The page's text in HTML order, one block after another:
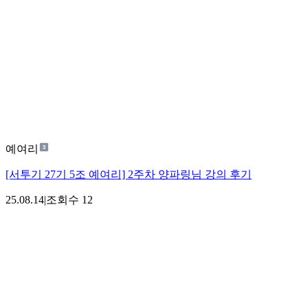
예여리
[서투기 27기 5조 예여리] 2주차 양파링님 강의 후기
25.08.14|조회수 12